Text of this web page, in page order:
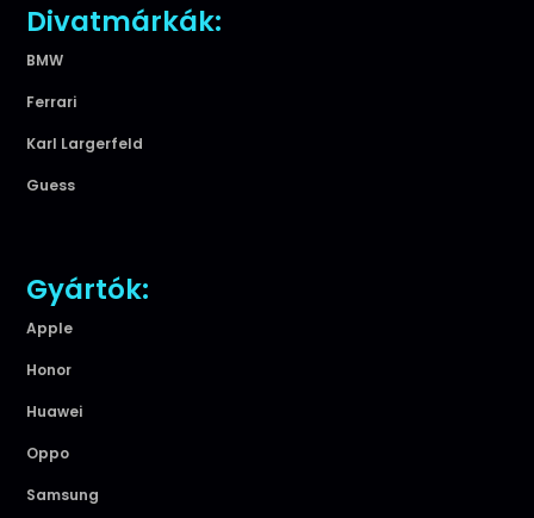
Divatmárkák:
BMW
Ferrari
Karl Largerfeld
Guess
Gyártók:
Apple
Honor
Huawei
Oppo
Samsung